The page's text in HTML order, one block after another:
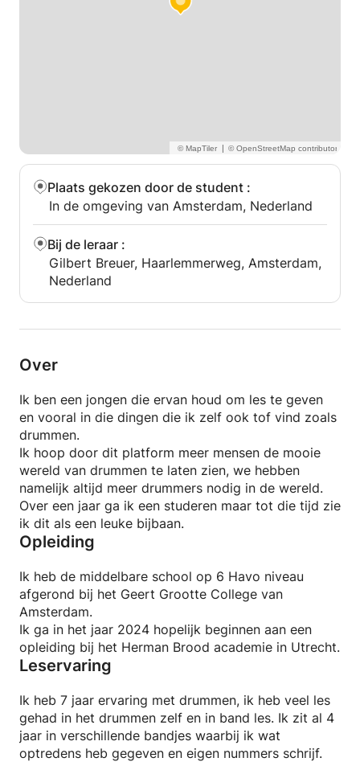
|
Plaats gekozen door de student :
In de omgeving van Amsterdam, Nederland
Bij de leraar :
Gilbert Breuer, Haarlemmerweg, Amsterdam,
Nederland
Over
Ik ben een jongen die ervan houd om les te geven
en vooral in die dingen die ik zelf ook tof vind zoals
drummen.
Ik hoop door dit platform meer mensen de mooie
wereld van drummen te laten zien, we hebben
namelijk altijd meer drummers nodig in de wereld.
Over een jaar ga ik een studeren maar tot die tijd zie
ik dit als een leuke bijbaan.
Opleiding
Ik heb de middelbare school op 6 Havo niveau
afgerond bij het Geert Grootte College van
Amsterdam.
Ik ga in het jaar 2024 hopelijk beginnen aan een
opleiding bij het Herman Brood academie in Utrecht.
Leservaring
Ik heb 7 jaar ervaring met drummen, ik heb veel les
gehad in het drummen zelf en in band les. Ik zit al 4
jaar in verschillende bandjes waarbij ik wat
optredens heb gegeven en eigen nummers schrijf.